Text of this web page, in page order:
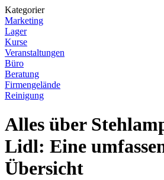
Kategorier
Marketing
Lager
Kurse
Veranstaltungen
Büro
Beratung
Firmengelände
Reinigung
Alles über
Lidl: Eine
Übersicht